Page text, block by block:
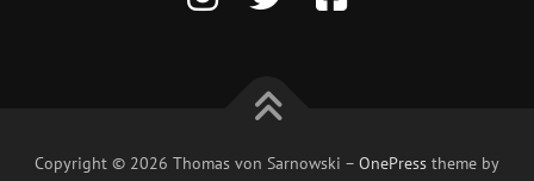
Copyright © 2026 Thomas von Sarnowski – OnePress theme by